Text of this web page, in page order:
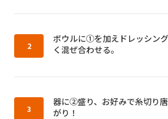
作り方2：
ボウルに①を加えドレッシン
く混ぜ合わせる。
作り方3：
器に②盛り、お好みで糸切り
がり！